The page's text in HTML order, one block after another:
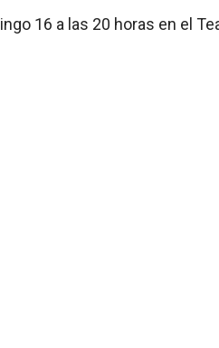
16 a las 20 horas en el